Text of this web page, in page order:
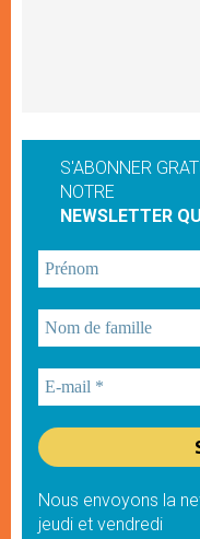
S'ABONNER
NOTRE
NEWSLETTER
Nous envoyons la
jeudi et vendredi